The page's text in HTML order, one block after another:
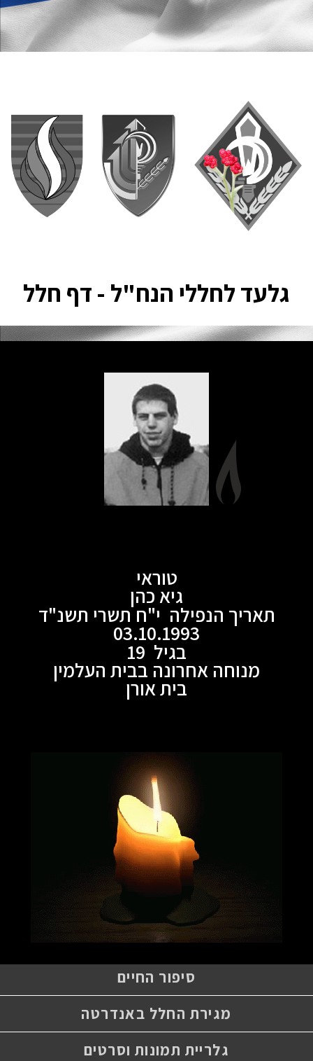
גלעד לחללי הנח"ל - דף חלל
טוראי
גיא כהן
תאריך הנפילה י"ח תשרי תשנ"ד
03.10.1993
בגיל 19
מנוחה אחרונה בבית העלמין
בית אורן
סיפור החיים
מגירת החלל באנדרטה
גלריית תמונות וסרטים